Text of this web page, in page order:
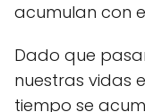
acumulan con
Dado que
nuestras vidas
tiempo se